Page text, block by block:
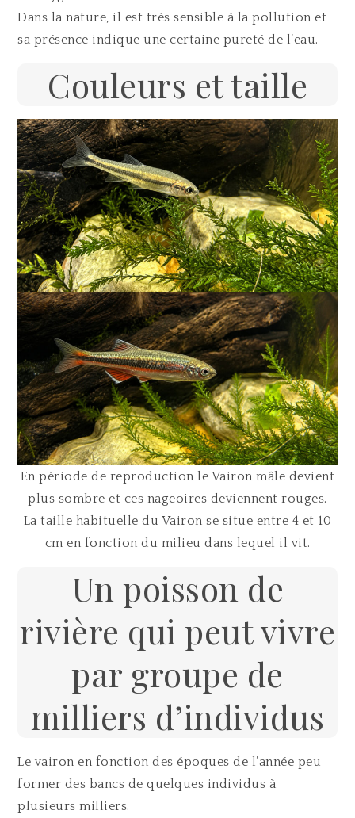
Dans la nature, il est très sensible à la pollution et
sa présence indique une certaine pureté de l’eau.
Couleurs et taille
En période de reproduction le Vairon mâle devient
plus sombre et ces nageoires deviennent rouges.
La taille habituelle du Vairon se situe entre 4 et 10
cm en fonction du milieu dans lequel il vit.
Un poisson de
rivière qui peut vivre
par groupe de
milliers d’individus
Le vairon en fonction des époques de l’année peu
former des bancs de quelques individus à
plusieurs milliers.